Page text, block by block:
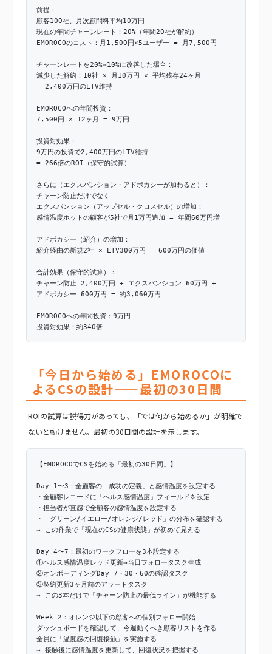
前提：
顧客100社、月次顧問料平均10万円
現在の年間チャーンレート：20%（年間20社が解約）
EMOROCOのコスト：月1,500円×5ユーザー = 月7,500円
チャーンレートを20%→10%に改善した場合：
減少した解約：10社 × 月10万円 × 平均残存24ヶ月
= 2,400万円のLTV維持
EMOROCOへの年間投資：
7,500円 × 12ヶ月 = 9万円
投資対効果：
9万円の投資で2,400万円のLTV維持
= 266倍のROI（保守的試算）
さらに（エクスパンション・アドボカシーが加わると）：
チャーン防止だけでなく
エクスパンション（アップセル・クロスセル）の増加：
感情温度ホットの顧客が5社で月1万円追加 = 年間60万円増
アドボカシー（紹介）の増加：
紹介経由の新規2社 × LTV300万円 = 600万円の価値
合計効果（保守的試算）：
チャーン防止 2,400万円 + エクスパンション 60万円 +
アドボカシー 600万円 = 約3,060万円
EMOROCOへの年間投資：9万円
投資対効果：約340倍
「今日から始める」EMOROCOに
よるCSの設計——最初の30日間
ROIの試算は説得力があっても、「では何から始めるか」が明確で
ないと動けません。最初の30日間の設計を示します。
【EMOROCOでCSを始める「最初の30日間」】
Day 1〜3：全顧客の「成功の定義」と感情温度を設定する
・全顧客レコードに「ヘルス感情温度」フィールドを設定
・担当者が直感で全顧客の感情温度を設定する
・「グリーン/イエロー/オレンジ/レッド」の分布を確認する
→ この作業で「現在のCSの健康状態」が初めて見える
Day 4〜7：最初のワークフローを3本設定する
①ヘルス感情温度レッド更新→当日フォロータスク生成
②オンボーディングDay 7・30・60の確認タスク
③契約更新3ヶ月前のアラートタスク
→ この3本だけで「チャーン防止の最低ライン」が機能する
Week 2：オレンジ以下の顧客への個別フォロー開始
ダッシュボードを確認して、今週動くべき顧客リストを作る
全員に「温度感の回復接触」を実施する
→ 接触後に感情温度を更新して、回復状況を把握する